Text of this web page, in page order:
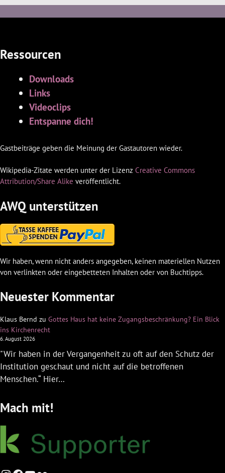
Ressourcen
Downloads
Links
Videoclips
Entspanne dich!
Gastbeiträge geben die Meinung der Gastautoren wieder.
Wikipedia-Zitate werden unter der Lizenz Creative Commons
Attribution/Share Alike veröffentlicht.
AWQ unterstützen
Wir haben, wenn nicht anders angegeben, keinen materiellen Nutzen
von verlinkten oder eingebetteten Inhalten oder von Buchtipps.
Neuester Kommentar
Klaus Bernd zu Gottes Haus hat keine Zugangsbeschränkung? Ein Blick
ins Kirchenrecht
6. August 2026
"Wir haben in der Vergangenheit zu oft auf den Schutz der
Institution geschaut und nicht auf die betroffenen
Menschen.“ Hier…
Mach mit!